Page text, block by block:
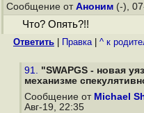
Сообщение от Аноним (-),
Что? Опять?!!
Ответить Правка| ^ к
91. "SWAPGS - новая
механизме
Сообщение от Michael
Авг-19, 22:35